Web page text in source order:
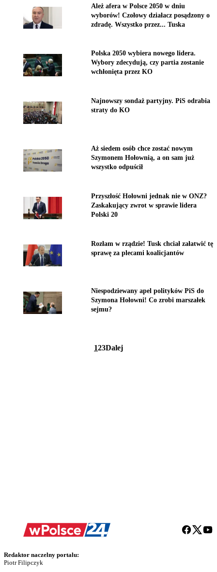
Ależ afera w Polsce 2050 w dniu
wyborów! Czołowy działacz posądzony o
zdradę. Wszystko przez... Tuska
Polska 2050 wybiera nowego lidera.
Wybory zdecydują, czy partia zostanie
wchłonięta przez KO
Najnowszy sondaż partyjny. PiS odrabia
straty do KO
Aż siedem osób chce zostać nowym
Szymonem Hołownią, a on sam już
wszystko odpuścił
Przyszłość Hołowni jednak nie w ONZ?
Zaskakujący zwrot w sprawie lidera
Polski 20
Rozłam w rządzie! Tusk chciał załatwić tę
sprawę za plecami koalicjantów
Niespodziewany apel polityków PiS do
Szymona Hołowni! Co zrobi marszałek
sejmu?
123Dalej
Redaktor naczelny portalu:
Piotr Filipczyk